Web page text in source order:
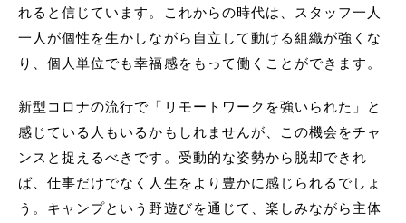
れると信じています。これからの時代は、スタッフ一人
一人が個性を生かしながら自立して動ける組織が強くな
り、個人単位でも幸福感をもって働くことができます。
新型コロナの流行で「リモートワークを強いられた」と
感じている人もいるかもしれませんが、この機会をチャ
ンスと捉えるべきです。受動的な姿勢から脱却できれ
ば、仕事だけでなく人生をより豊かに感じられるでしょ
う。キャンプという野遊びを通じて、楽しみながら主体